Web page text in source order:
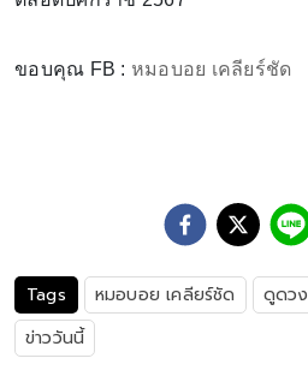
ขอบคุณ FB : หมอบอย เคลียร์ชัด
Tags หมอบอย เคลียร์ชัด ดูดวง
ข่าววันนี้